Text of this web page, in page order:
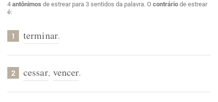
4 antônimos de estrear para 3 sentidos da palavra. O contrário de estrear
é:
1 terminar.
2 cessar, vencer.